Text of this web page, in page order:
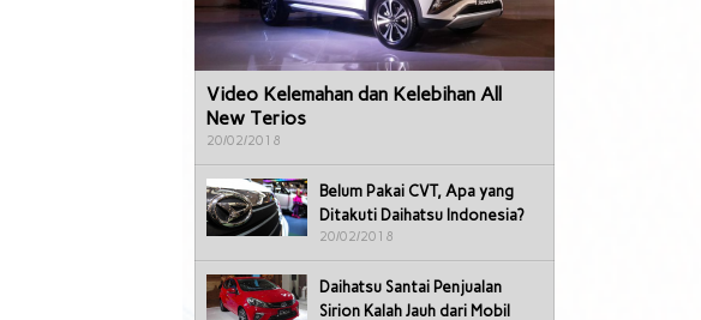
Video Kelemahan dan Kelebihan All
New Terios
20/02/2018
Belum Pakai CVT, Apa yang
Ditakuti Daihatsu Indonesia?
20/02/2018
Daihatsu Santai Penjualan
Sirion Kalah Jauh dari Mobil